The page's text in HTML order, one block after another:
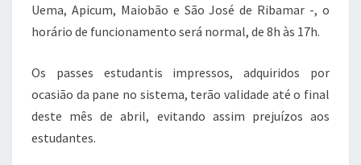
Uema, Apicum, Maiobão e São José de Ribamar -, o
horário de funcionamento será normal, de 8h às 17h.
Os passes estudantis impressos, adquiridos por
ocasião da pane no sistema, terão validade até o final
deste mês de abril, evitando assim prejuízos aos
estudantes.